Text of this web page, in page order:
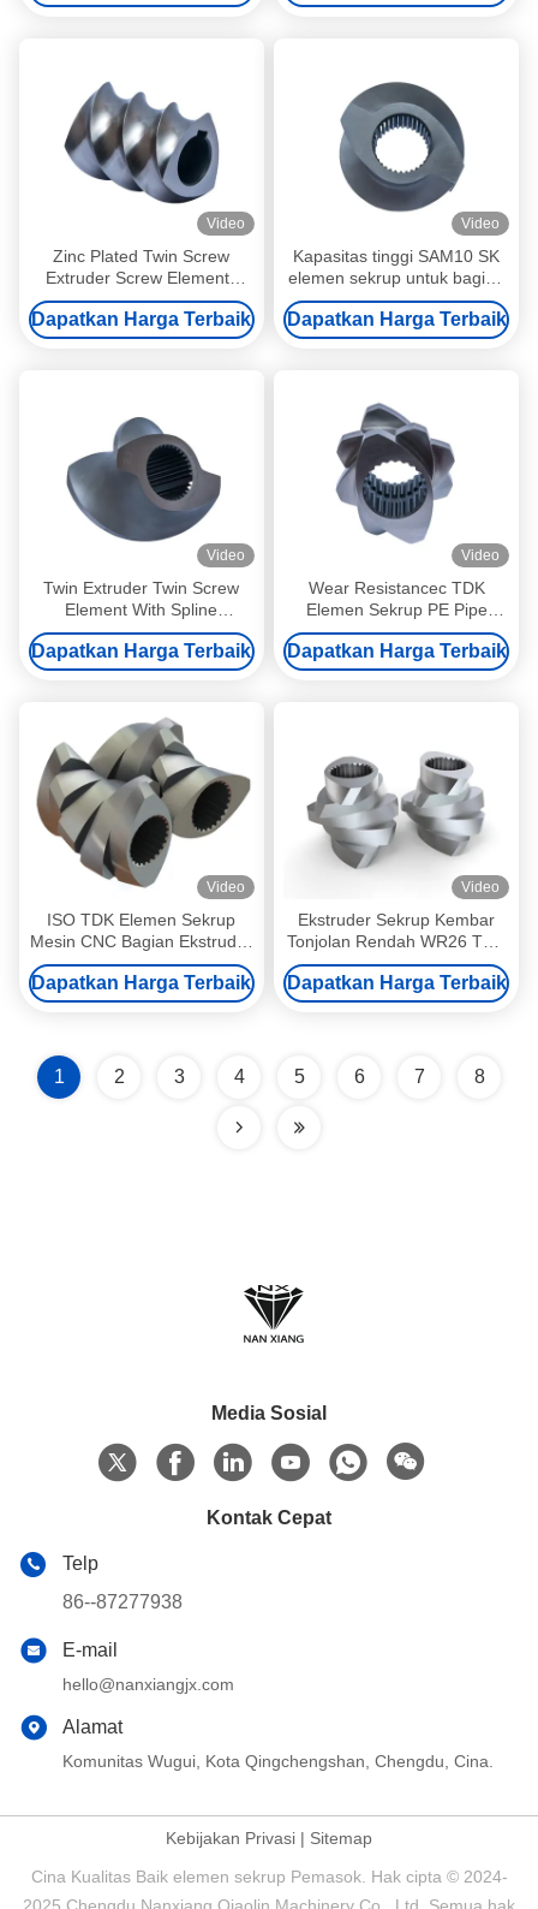
Pengolahan Karet
Video
Zinc Plated Twin Screw
Extruder Screw Elements
Pitch 2 Inch Hex Head Untuk
Produksi Kimia
Dapatkan Harga Terbaik
Video
Kapasitas tinggi SAM10 SK
elemen sekrup untuk bagian
ekstruder sekrup kembar
Pengolahan plastik
Dapatkan Harga Terbaik
Video
Twin Extruder Twin Screw
Element With Spline
Connection Wear Resistance
GB Sertifikasi
Dapatkan Harga Terbaik
Video
Wear Resistancec TDK
Elemen Sekrup PE Pipe
Extruder Parallel Bagian
Pelletizer Extruder
Dapatkan Harga Terbaik
Video
ISO TDK Elemen Sekrup
Mesin CNC Bagian Ekstruder
Sekrup Kembar Komponen
Dapatkan Harga Terbaik
Video
Ekstruder Sekrup Kembar
Tonjolan Rendah WR26 TDK
Elemen Sekrup Untuk
Mengurangi Konsumsi Energi
Dapatkan Harga Terbaik
1 2 3 4 5 6 7 8
Media Sosial
Kontak Cepat
Telp
86--87277938
E-mail
hello@nanxiangjx.com
Alamat
Komunitas Wugui, Kota Qingchengshan, Chengdu, Cina.
Kebijakan Privasi | Sitemap
Cina Kualitas Baik elemen sekrup Pemasok. Hak cipta © 2024-